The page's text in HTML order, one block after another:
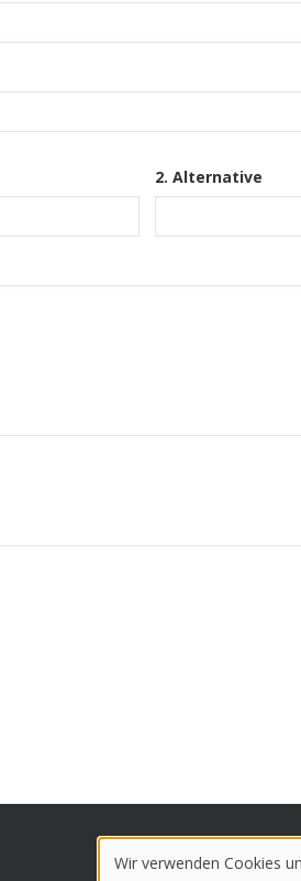
2. Alternative
Wir verwenden Cookies